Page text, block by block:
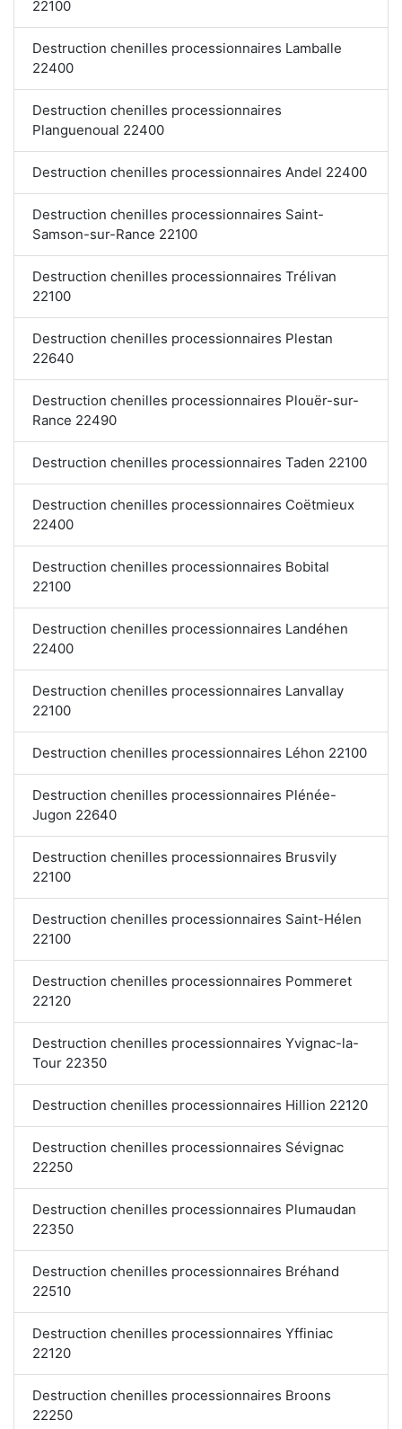
22100
Destruction chenilles processionnaires Lamballe
22400
Destruction chenilles processionnaires
Planguenoual 22400
Destruction chenilles processionnaires Andel 22400
Destruction chenilles processionnaires Saint-
Samson-sur-Rance 22100
Destruction chenilles processionnaires Trélivan
22100
Destruction chenilles processionnaires Plestan
22640
Destruction chenilles processionnaires Plouër-sur-
Rance 22490
Destruction chenilles processionnaires Taden 22100
Destruction chenilles processionnaires Coëtmieux
22400
Destruction chenilles processionnaires Bobital
22100
Destruction chenilles processionnaires Landéhen
22400
Destruction chenilles processionnaires Lanvallay
22100
Destruction chenilles processionnaires Léhon 22100
Destruction chenilles processionnaires Plénée-
Jugon 22640
Destruction chenilles processionnaires Brusvily
22100
Destruction chenilles processionnaires Saint-Hélen
22100
Destruction chenilles processionnaires Pommeret
22120
Destruction chenilles processionnaires Yvignac-la-
Tour 22350
Destruction chenilles processionnaires Hillion 22120
Destruction chenilles processionnaires Sévignac
22250
Destruction chenilles processionnaires Plumaudan
22350
Destruction chenilles processionnaires Bréhand
22510
Destruction chenilles processionnaires Yffiniac
22120
Destruction chenilles processionnaires Broons
22250